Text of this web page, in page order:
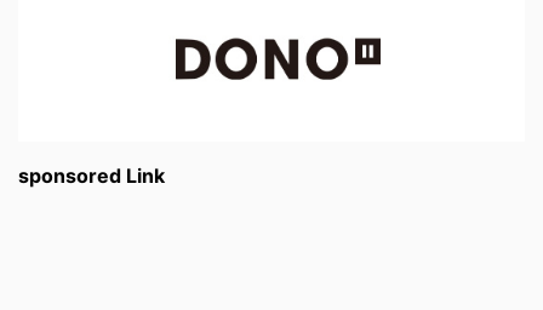
sponsored Link